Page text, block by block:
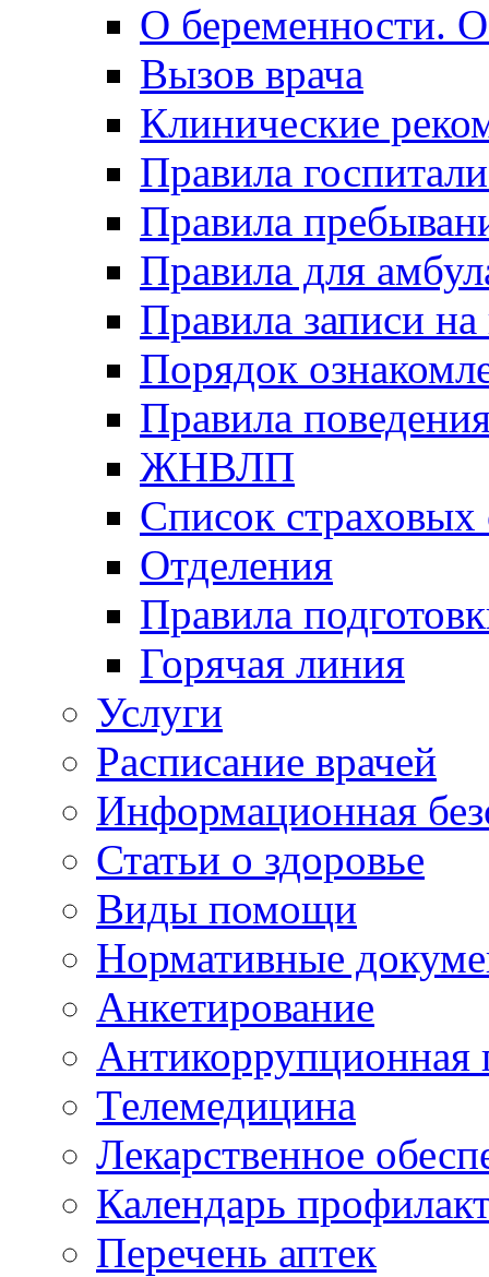
О беременности.
Вызов врача
Клинические
Правила
Правила
Правила для
Правила записи
Порядок
Правила
ЖНВЛП
Список страховых
Отделения
Правила
Горячая линия
Услуги
Расписание врачей
Информационная
Статьи о здоровье
Виды помощи
Нормативные
Анкетирование
Антикоррупционная
Телемедицина
Лекарственное
Календарь
Перечень аптек